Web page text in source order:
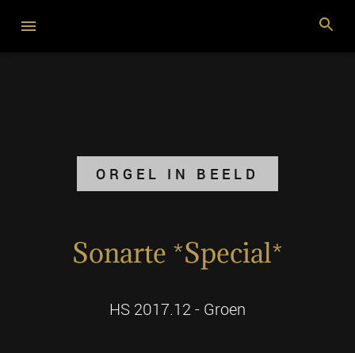
ORGEL IN BEELD
Sonarte *Special*
HS 2017.12 - Groen